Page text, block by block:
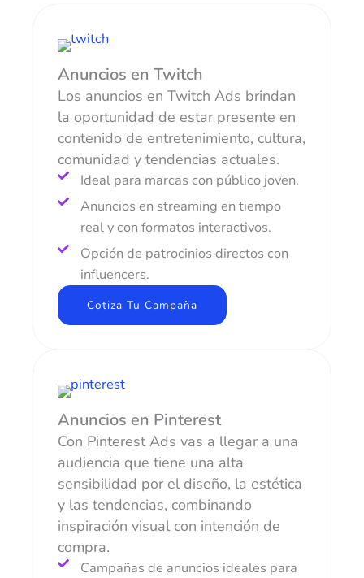
Anuncios en Twitch
Los anuncios en Twitch Ads brindan
la oportunidad de estar presente en
contenido de entretenimiento, cultura,
comunidad y tendencias actuales.
Ideal para marcas con público joven.
Anuncios en streaming en tiempo
real y con formatos interactivos.
Opción de patrocinios directos con
influencers.
Cotiza Tu Campaña
Anuncios en Pinterest
Con Pinterest Ads vas a llegar a una
audiencia que tiene una alta
sensibilidad por el diseño, la estética
y las tendencias, combinando
inspiración visual con intención de
compra.
Campañas de anuncios ideales para